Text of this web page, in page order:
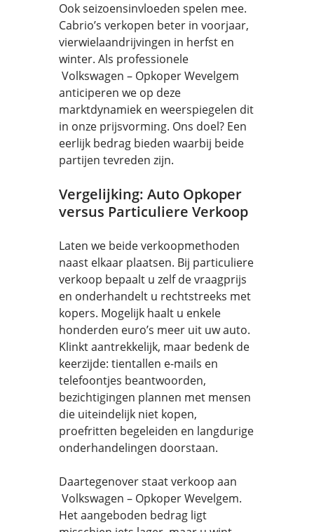
Ook seizoensinvloeden spelen mee.
Cabrio’s verkopen beter in voorjaar,
vierwielaandrijvingen in herfst en
winter. Als professionele
Volkswagen – Opkoper Wevelgem
anticiperen we op deze
marktdynamiek en weerspiegelen dit
in onze prijsvorming. Ons doel? Een
eerlijk bedrag bieden waarbij beide
partijen tevreden zijn.
Vergelijking: Auto Opkoper
versus Particuliere Verkoop
Laten we beide verkoopmethoden
naast elkaar plaatsen. Bij particuliere
verkoop bepaalt u zelf de vraagprijs
en onderhandelt u rechtstreeks met
kopers. Mogelijk haalt u enkele
honderden euro’s meer uit uw auto.
Klinkt aantrekkelijk, maar bedenk de
keerzijde: tientallen e-mails en
telefoontjes beantwoorden,
bezichtigingen plannen met mensen
die uiteindelijk niet kopen,
proefritten begeleiden en langdurige
onderhandelingen doorstaan.
Daartegenover staat verkoop aan
Volkswagen – Opkoper Wevelgem.
Het aangeboden bedrag ligt